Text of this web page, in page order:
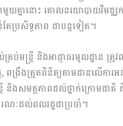
យគ្នានោះ គោលនយោបាយវិមជ្ឈ
ែប្រសិទ្ធភាព ជាបន្តទៀត។
គ្រប់មន្ត្រី និងអាជ្ញាធរមូលដ្ឋាន
ពង្រឹងត្រួតពិនិត្យតាមដានលើកា
តី និងសមត្ថភាពដល់ថ្នាក់ក្រោមជា
ណៈដល់ពលរដ្ឋជាប្រចាំ។